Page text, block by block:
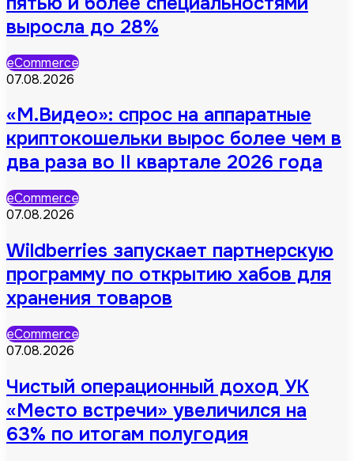
выросла до 28%
eCommerce
07.08.2026
«М.Видео»: спрос на аппаратные
криптокошельки вырос более чем в
два раза во II квартале 2026 года
eCommerce
07.08.2026
Wildberries запускает партнерскую
программу по открытию хабов для
хранения товаров
eCommerce
07.08.2026
Чистый операционный доход УК
«Место встречи» увеличился на
63% по итогам полугодия